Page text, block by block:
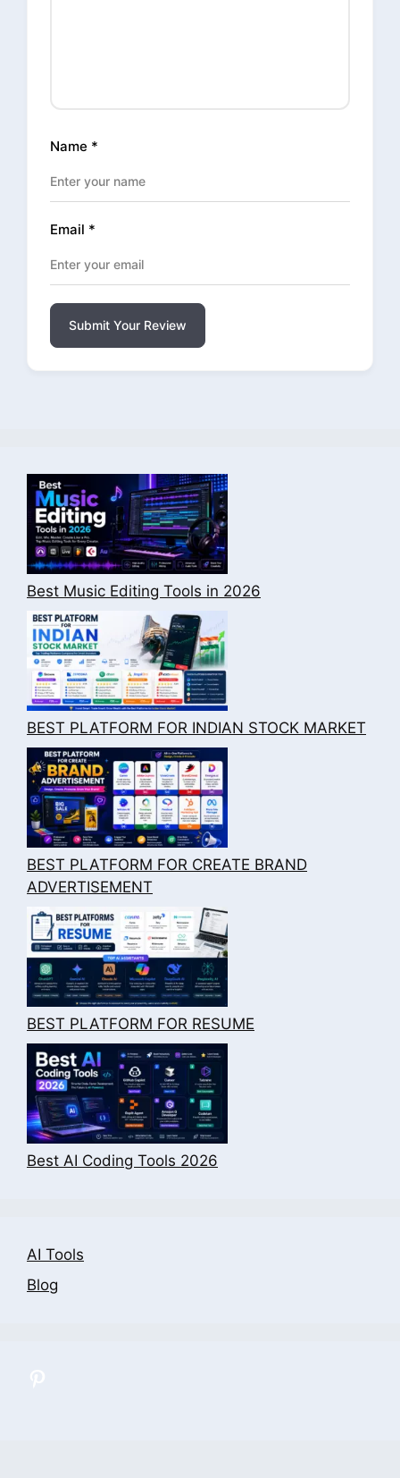
Name *
Email *
Submit Your Review
Best Music Editing Tools in 2026
BEST PLATFORM FOR INDIAN STOCK MARKET
BEST PLATFORM FOR CREATE BRAND
ADVERTISEMENT
BEST PLATFORM FOR RESUME
Best AI Coding Tools 2026
AI Tools
Blog